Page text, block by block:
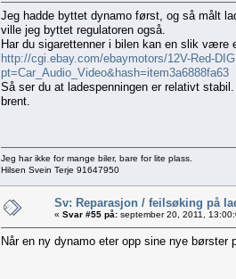
Jeg hadde byttet dynamo først, og så målt
ville jeg byttet regulatoren også.
Har du sigarettenner i bilen kan en slik være
http://cgi.ebay.com/ebaymotors/12V-Red-
pt=Car_Audio_Video&hash=item3a6888fa63
Så ser du at ladespenningen er relativt
brent.
Jeg har ikke for mange biler, bare for lite plass.
Hilsen Svein Terje 91647950
Sv: Reparasjon / feilsøking på
« Svar #55 på: september 20, 2011,
Når en ny dynamo eter opp sine nye